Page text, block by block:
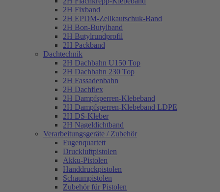
2H Fixband
2H EPDM-Zellkautschuk-Band
2H Bon-Butylband
2H Butylrundprofil
2H Packband
Dachtechnik
2H Dachbahn U150 Top
2H Dachbahn 230 Top
2H Fassadenbahn
2H Dachflex
2H Dampfsperren-Klebeband
2H Dampfsperren-Klebeband LDPE
2H DS-Kleber
2H Nageldichtband
Verarbeitungsgeräte / Zubehör
Fugenquartett
Druckluftpistolen
Akku-Pistolen
Handdruckpistolen
Schaumpistolen
Zubehör für Pistolen